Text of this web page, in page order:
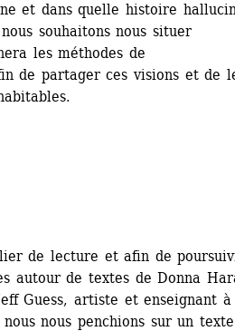
et dans quelle histoire
souhaitons nous situer
les méthodes de
de partager ces visions et de
de lecture et afin de
autour de textes de Donna
Guess, artiste et enseignant à
nous penchions sur un